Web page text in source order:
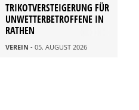
TRIKOTVERSTEIGERUNG FÜR
UNWETTERBETROFFENE IN
RATHEN
VEREIN - 05. AUGUST 2026